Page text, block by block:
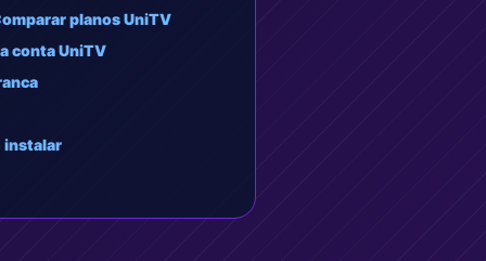
planos UniTV
conta UniTV
instalar